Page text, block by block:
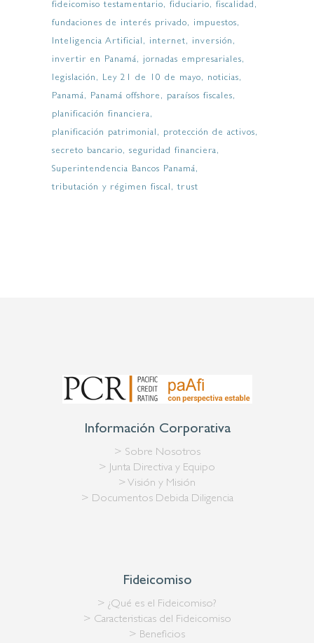
fideicomiso testamentario
fiduciario
fiscalidad
fundaciones de interés privado
impuestos
Inteligencia Artificial
internet
inversión
invertir en Panamá
jornadas empresariales
legislación
Ley 21 de 10 de mayo
noticias
Panamá
Panamá offshore
paraísos fiscales
planificación financiera
planificación patrimonial
protección de activos
secreto bancario
seguridad financiera
Superintendencia Bancos Panamá
tributación y régimen fiscal
trust
Información Corporativa
> Sobre Nosotros
> Junta Directiva y Equipo
> Visión y Misión
> Documentos Debida Diligencia
Fideicomiso
> ¿Qué es el Fideicomiso?
> Caracteristicas del Fideicomiso
> Beneficios